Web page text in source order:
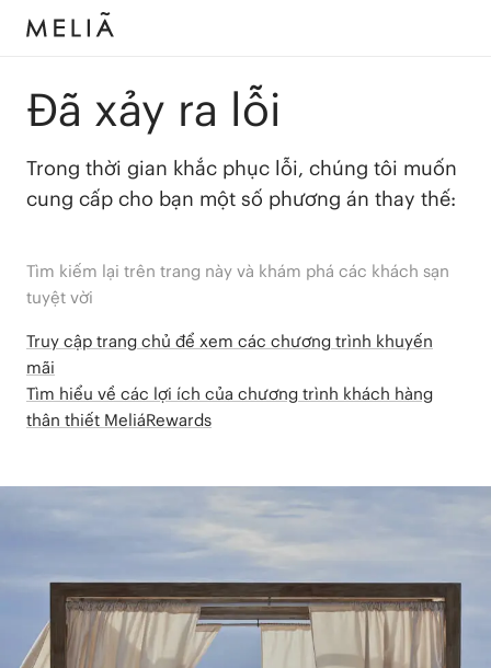
Đã xảy ra lỗi
Trong thời gian khắc phục lỗi, chúng tôi muốn
cung cấp cho bạn một số phương án thay thế:
Tìm kiếm lại trên trang này và khám phá các khách sạn
tuyệt vời
Truy cập trang chủ để xem các chương trình khuyến
mãi
Tìm hiểu về các lợi ích của chương trình khách hàng
thân thiết MeliáRewards